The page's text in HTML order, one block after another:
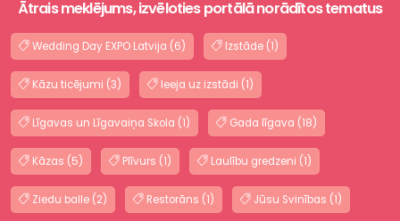
Ātrais meklējums, izvēloties portālā norādītos tematus
Wedding Day EXPO Latvija (6) Izstāde (1)
Kāzu ticējumi (3) Ieeja uz izstādi (1)
Līgavas un Līgavaiņa Skola (1) Gada līgava (18)
Kāzas (5) Plīvurs (1) Laulību gredzeni (1)
Ziedu balle (2) Restorāns (1) Jūsu Svinības (1)